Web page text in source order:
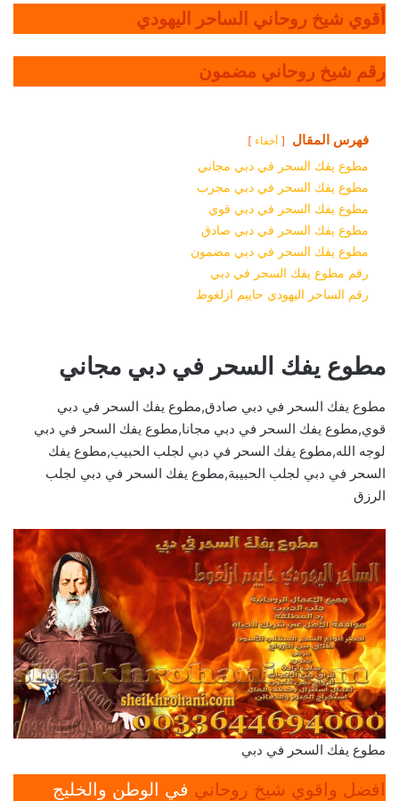
أقوي شيخ روحاني الساحر اليهودي
رقم شيخ روحاني مضمون
فهرس المقال أخفاء
مطوع يفك السحر في دبي مجاني
مطوع يفك السحر في دبي مجرب
مطوع يفك السحر في دبي قوي
مطوع يفك السحر في دبي صادق
مطوع يفك السحر في دبي مضمون
رقم مطوع يفك السحر في دبي
رقم الساحر اليهودي حاييم ازلغوط
مطوع يفك السحر في دبي مجاني
مطوع يفك السحر في دبي صادق,مطوع يفك السحر في دبي
قوي,مطوع يفك السحر في دبي مجانا,مطوع يفك السحر في دبي
لوجه الله,مطوع يفك السحر في دبي لجلب الحبيب,مطوع يفك
السحر في دبي لجلب الحبيبة,مطوع يفك السحر في دبي لجلب
الرزق
مطوع يفك السحر في دبي
افضل واقوي شيخ روحاني في الوطن والخليج